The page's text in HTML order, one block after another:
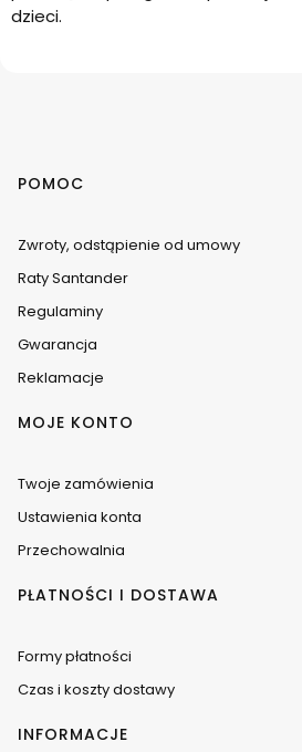
dzieci.
Linki w stopce
POMOC
Zwroty, odstąpienie od umowy
Raty Santander
Regulaminy
Gwarancja
Reklamacje
MOJE KONTO
Twoje zamówienia
Ustawienia konta
Przechowalnia
PŁATNOŚCI I DOSTAWA
Formy płatności
Czas i koszty dostawy
INFORMACJE